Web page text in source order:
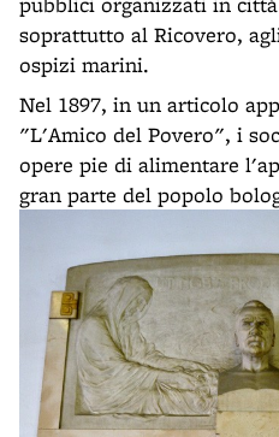
soprattutto al Ricovero,
ospizi marini.
Nel 1897, in un articolo
"L'Amico del Povero", i
opere pie di alimentare
gran parte del popolo